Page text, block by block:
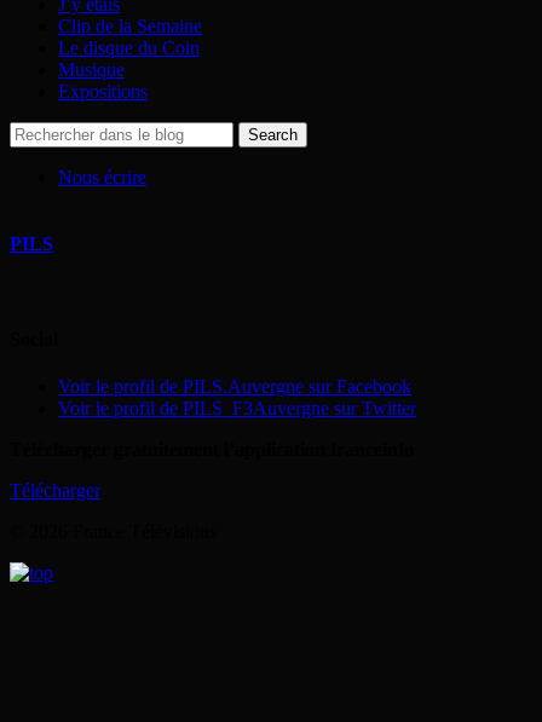
J’y étais
Clip de la Semaine
Le disque du Coin
Musique
Expositions
Nous écrire
PILS
Voir le profil de PILS.Auvergne sur Facebook
Voir le profil de PILS_F3Auvergne sur Twitter
Télécharger